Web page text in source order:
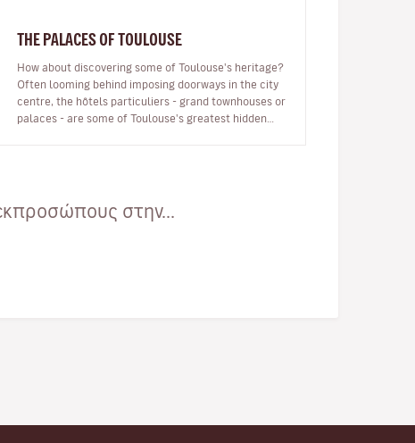
THE PALACES OF TOULOUSE
How about discovering some of Toulouse's heritage?
Often looming behind imposing doorways in the city
centre, the hôtels particuliers - grand townhouses or
palaces - are some of Toulouse's greatest hidden
στην...